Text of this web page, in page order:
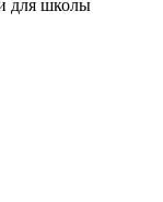
для школы